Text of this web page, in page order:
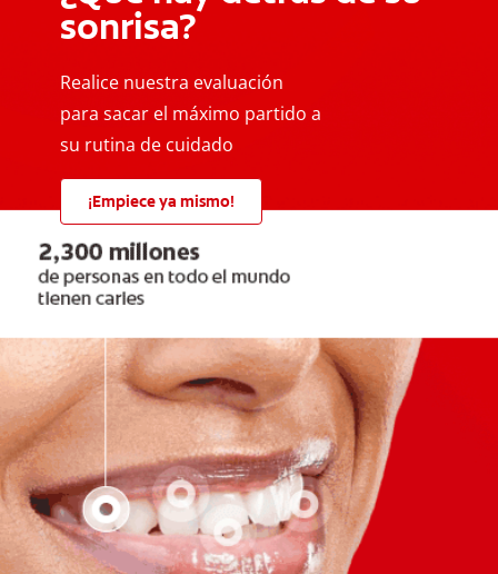
sonrisa?
Realice nuestra evaluación
para sacar el máximo partido a
su rutina de cuidado
¡Empiece ya mismo!